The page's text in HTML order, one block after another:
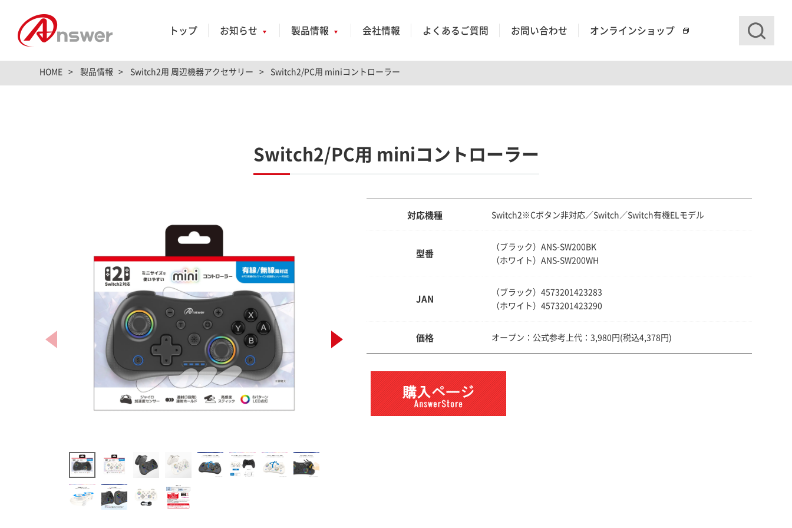
トップ お知らせ 製品情報 会社情報 よくあるご質問 お問い合わせ オンラインショップ
HOME 製品情報 Switch2用 周辺機器アクセサリー Switch2/PC用 miniコントローラー
Switch2/PC用 miniコントローラー
対応機種 Switch2※Cボタン非対応／Switch／Switch有機ELモデル
型番
（ブラック）ANS-SW200BK
（ホワイト）ANS-SW200WH
JAN
（ブラック）4573201423283
（ホワイト）4573201423290
価格 オープン：公式参考上代：3,980円(税込4,378円)